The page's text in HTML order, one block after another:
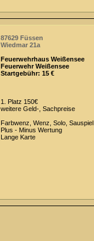
87629 Füssen
Wiedmar 21a
Feuerwehrhaus Weißensee
Feuerwehr Weißensee
Startgebühr: 15 €
1. Platz 150€
weitere Geld-, Sachpreise
Farbwenz, Wenz, Solo, Sauspiel
Plus - Minus Wertung
Lange Karte